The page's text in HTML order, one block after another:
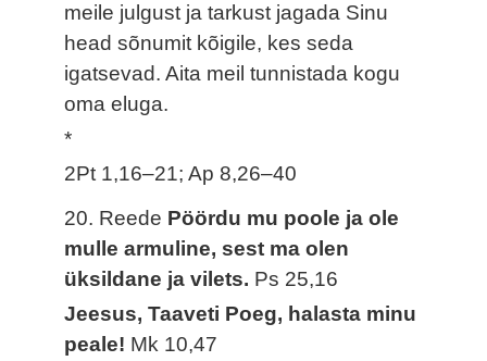
meile julgust ja tarkust jagada Sinu
head sõnumit kõigile, kes seda
igatsevad. Aita meil tunnistada kogu
oma eluga.
*
2Pt 1,16–21; Ap 8,26–40
20. Reede Pöördu mu poole ja ole
mulle armuline, sest ma olen
üksildane ja vilets. Ps 25,16
Jeesus, Taaveti Poeg, halasta minu
peale! Mk 10,47